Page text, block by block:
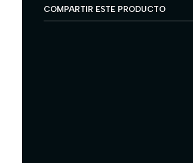
COMPARTIR ESTE PRODUCTO